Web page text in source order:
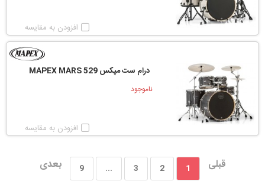
افزودن به مقایسه
درام ست مپکس MAPEX MARS 529
ناموجود
افزودن به مقایسه
قبلی 1
2
3
...
9 بعدی